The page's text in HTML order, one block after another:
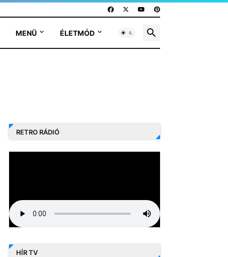
MENÜ ÉLETMÓD
RETRO RÁDIÓ
HÍR TV